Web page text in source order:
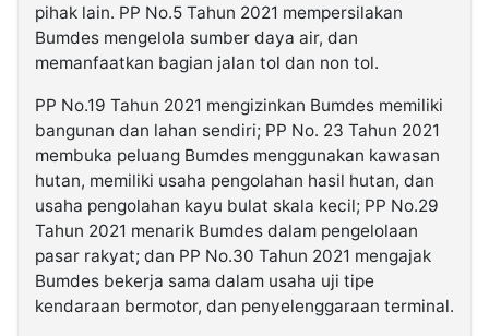
pihak lain. PP No.5 Tahun 2021 mempersilakan
Bumdes mengelola sumber daya air, dan
memanfaatkan bagian jalan tol dan non tol.
PP No.19 Tahun 2021 mengizinkan Bumdes memiliki
bangunan dan lahan sendiri; PP No. 23 Tahun 2021
membuka peluang Bumdes menggunakan kawasan
hutan, memiliki usaha pengolahan hasil hutan, dan
usaha pengolahan kayu bulat skala kecil; PP No.29
Tahun 2021 menarik Bumdes dalam pengelolaan
pasar rakyat; dan PP No.30 Tahun 2021 mengajak
Bumdes bekerja sama dalam usaha uji tipe
kendaraan bermotor, dan penyelenggaraan terminal.